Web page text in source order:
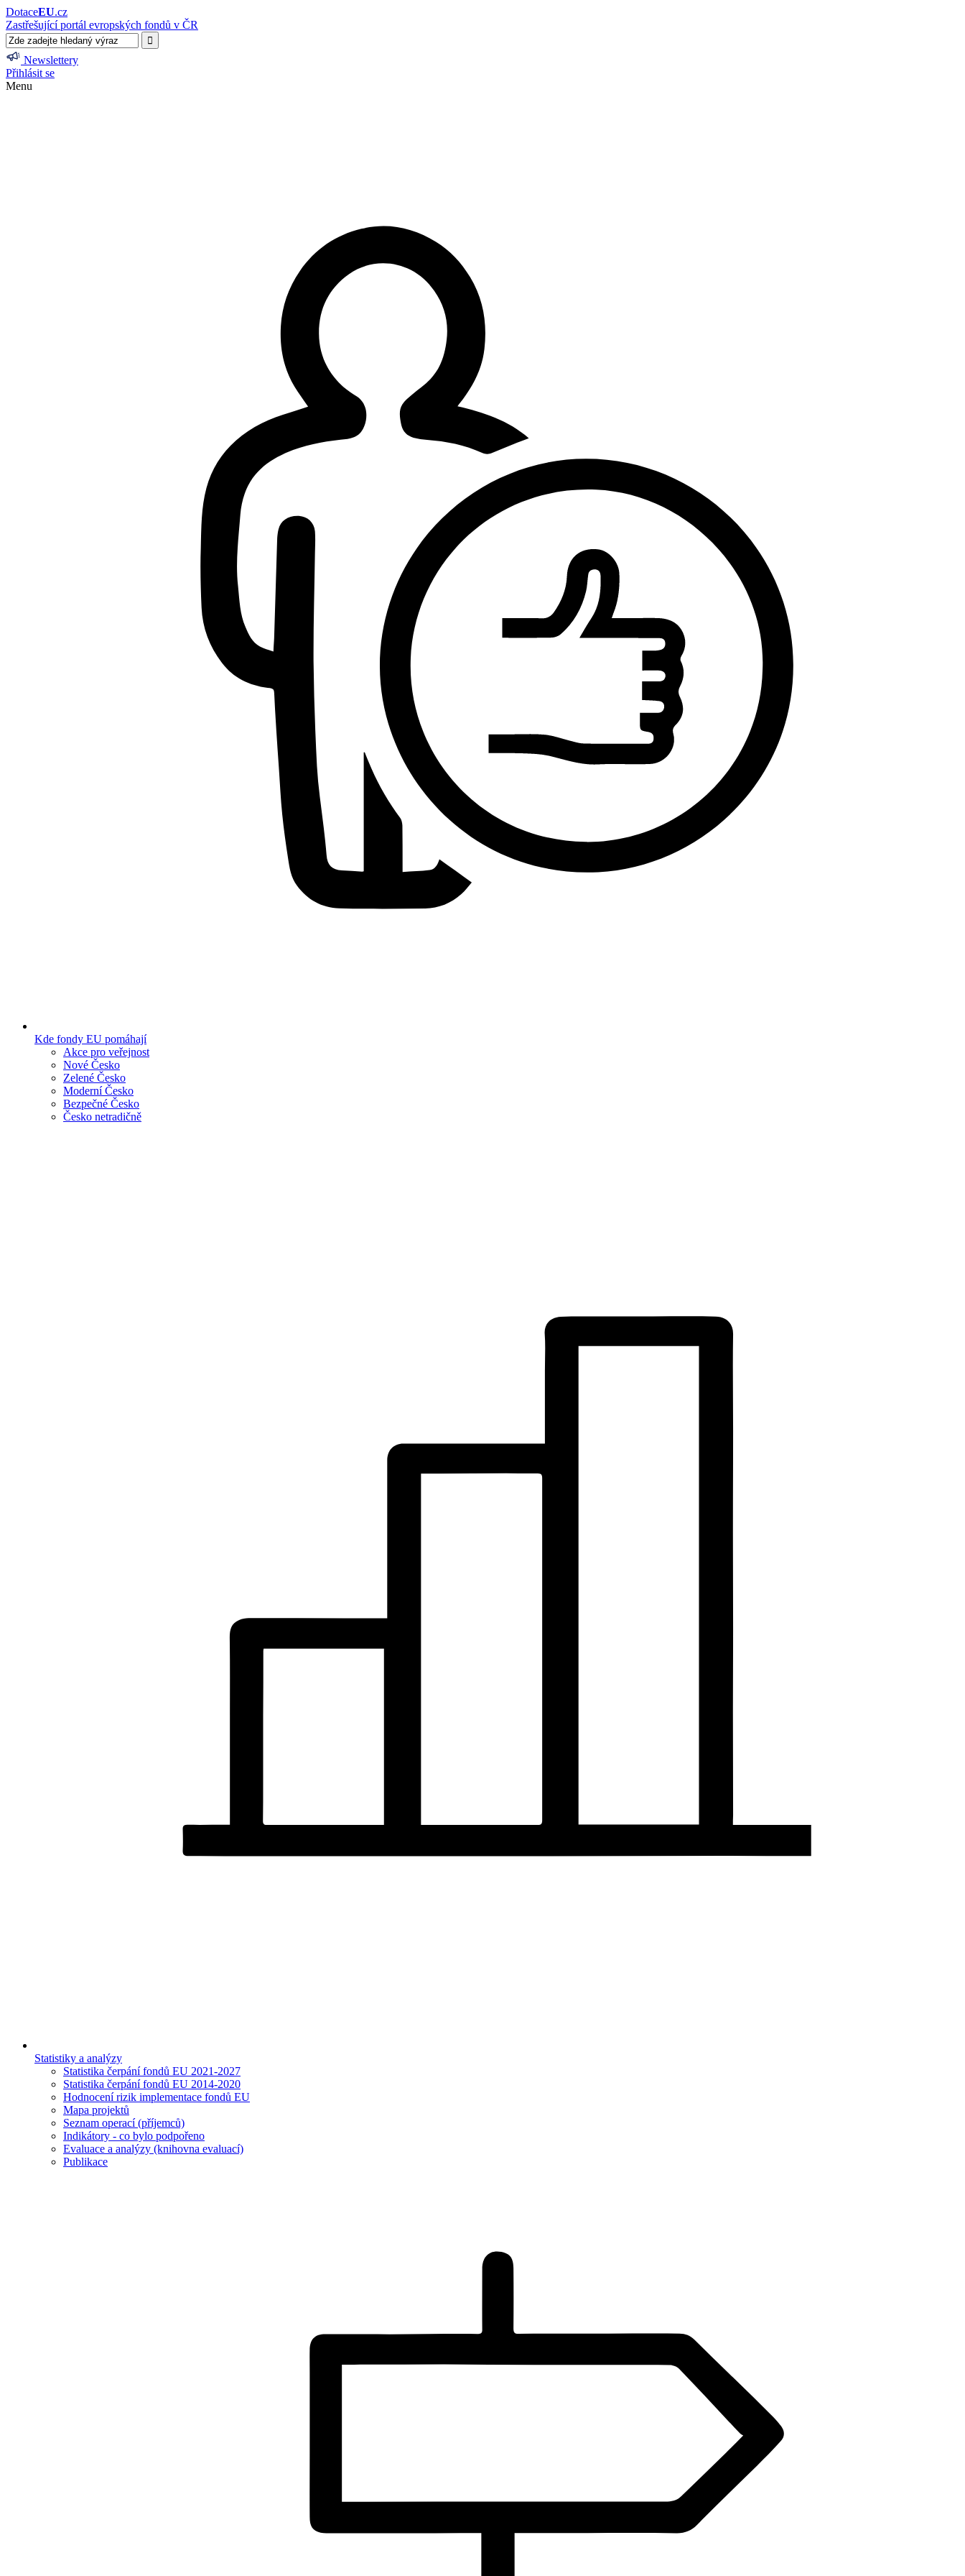
DotaceEU.cz
Zastřešující portál evropských fondů v ČR
Newslettery
Přihlásit se
Menu
Kde fondy EU pomáhají
Akce pro veřejnost
Nové Česko
Zelené Česko
Moderní Česko
Bezpečné Česko
Česko netradičně
Statistiky a analýzy
Statistika čerpání fondů EU 2021-2027
Statistika čerpání fondů EU 2014-2020
Hodnocení rizik implementace fondů EU
Mapa projektů
Seznam operací (příjemců)
Indikátory - co bylo podpořeno
Evaluace a analýzy (knihovna evaluací)
Publikace